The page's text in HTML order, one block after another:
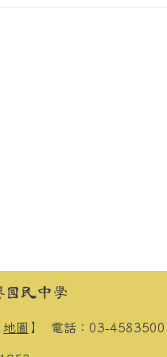
國民中學
地圖 】 電話：03-4583500